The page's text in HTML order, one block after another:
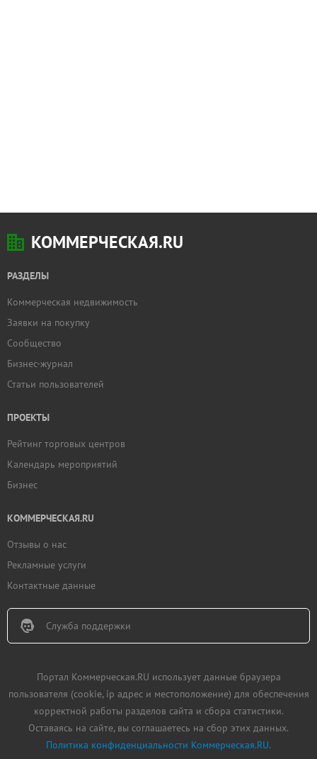
Добавить
КОММЕРЧЕСКАЯ.RU
РАЗДЕЛЫ
Коммерческая недвижимость
Заявки на покупку
Сообщество
Бизнес-журнал
Статьи пользователей
ПРОЕКТЫ
Рейтинг торговых центров
Календарь мероприятий
Бизнес
КОММЕРЧЕСКАЯ.RU
Отзывы о нас
Рекламные услуги
Контактные данные
Служба поддержки
Портал Коммерческая.RU использует данные браузера
пользователя (cookie, ip адрес и местоположение) для обеспечения
корректной работы разделов сайта и сбора статистики.
Оставаясь на сайте, вы соглашаетесь на сбор этих данных.
Политика конфиденциальности Коммерческая.RU.